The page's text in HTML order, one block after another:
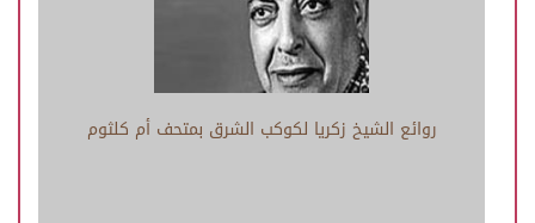
روائع الشيخ زكريا لكوكب الشرق بمتحف أم كلثوم